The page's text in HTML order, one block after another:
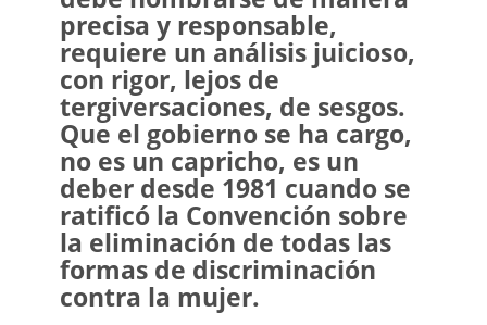
precisa y responsable,
requiere un análisis juicioso,
con rigor, lejos de
tergiversaciones, de sesgos.
Que el gobierno se ha cargo,
no es un capricho, es un
deber desde 1981 cuando se
ratificó la Convención sobre
la eliminación de todas las
formas de discriminación
contra la mujer.